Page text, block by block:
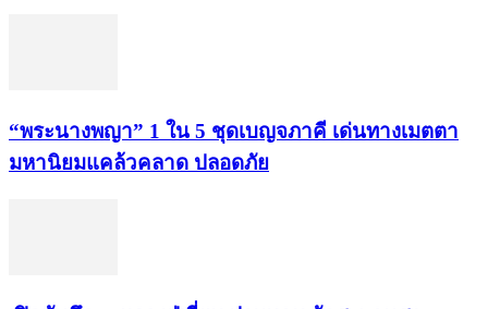
“พระ​นาง​พญา” 1 ใน 5​ ชุดเบญจ​ภาคี​ เด่นทางเมตตา​
มหา​นิยม​แคล้วคลาด​ ปลอดภัย​